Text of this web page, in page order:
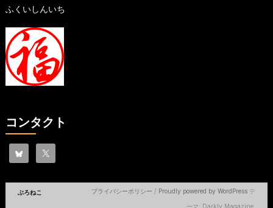
ふくいしんいち
コンタクト
ぶろねこ プライバシーポリシー / Proudly powered by WordPress テ
ーマ: Darkly Magazine.